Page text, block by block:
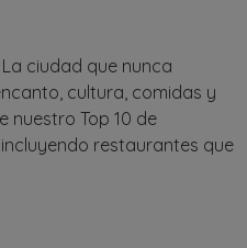
ciudad que nunca
cultura, comidas y
nuestro Top 10 de
restaurantes que